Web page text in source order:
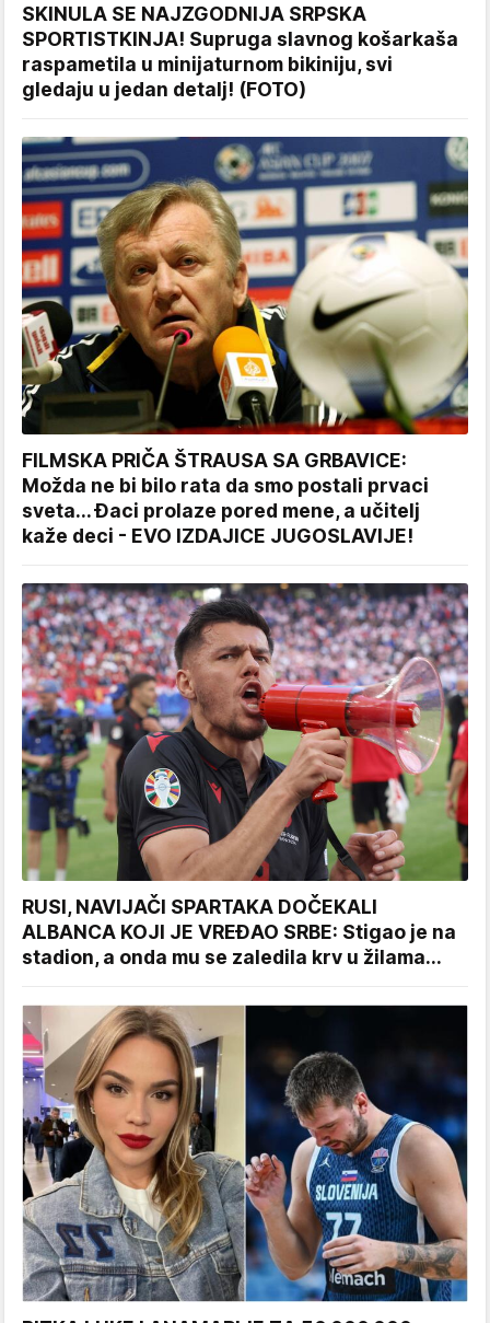
SKINULA SE NAJZGODNIJA SRPSKA
SPORTISTKINJA! Supruga slavnog košarkaša
raspametila u minijaturnom bikiniju, svi
gledaju u jedan detalj! (FOTO)
FILMSKA PRIČA ŠTRAUSA SA GRBAVICE:
Možda ne bi bilo rata da smo postali prvaci
sveta... Đaci prolaze pored mene, a učitelj
kaže deci - EVO IZDAJICE JUGOSLAVIJE!
RUSI, NAVIJAČI SPARTAKA DOČEKALI
ALBANCA KOJI JE VREĐAO SRBE: Stigao je na
stadion, a onda mu se zaledila krv u žilama...